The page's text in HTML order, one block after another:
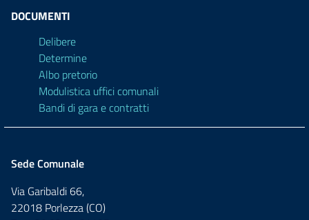
DOCUMENTI
Delibere
Determine
Albo pretorio
Modulistica uffici comunali
Bandi di gara e contratti
Sede Comunale
Via Garibaldi 66,
22018 Porlezza (CO)